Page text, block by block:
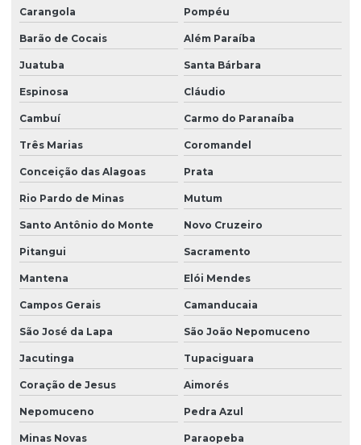
Sondagem a percussão lavagem
Sondagem a percussão com torque
Sondagem de reconhecimento do solo
Sondagem rotativa percussão
Sondagem rotativa em rocha
Sondagem rotativa em solo
Sondagem de solo para construção
Sondagem de solo para construção civil
Sondagem de solo mista
Sondagem de solo a percussão
Sondagem de solo a trado
Sondagem de solo trado manual
Carangola Pompéu
Barão de Cocais Além Paraíba
Juatuba Santa Bárbara
Espinosa Cláudio
Cambuí Carmo do Paranaíba
Três Marias Coromandel
Conceição das Alagoas Prata
Rio Pardo de Minas Mutum
Santo Antônio do Monte Novo Cruzeiro
Pitangui Sacramento
Mantena Elói Mendes
Campos Gerais Camanducaia
São José da Lapa São João Nepomuceno
Jacutinga Tupaciguara
Coração de Jesus Aimorés
Nepomuceno Pedra Azul
Minas Novas Paraopeba